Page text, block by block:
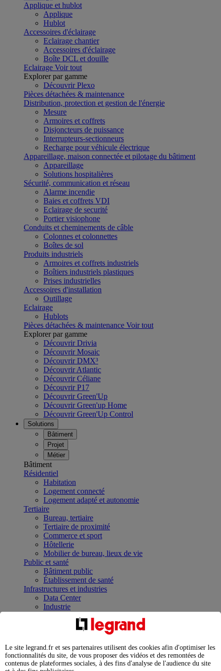
Applique et hublot
Applique
Hublot
Accessoires d'éclairage
Eclairage chantier
Accessoires d'éclairage
Boîte DCL et douille
Eclairage Voir tout
Explorer par gamme
Découvrir Plexo
Pièces détachées & maintenance
Distribution, protection et gestion de l'énergie
Mesure
Armoires et coffrets
Disjoncteurs de puissance
Interrupteurs-sectionneurs
Recharge pour véhicule électrique
Appareillage, maison connectée et pilotage du bâtiment
Appareillage
Solutions hospitalières
Sécurité, communication et réseau
Alarme incendie
Baies et coffrets VDI
Eclairage de securité
Portier visiophone
Conduits et cheminements de câble
Colonnes et colonnettes
Boîtes de sol
Produits industriels
Armoires et coffrets industriels
Boîtiers industriels plastiques
Prises industrielles
Accessoires d'installation
Outillage
Eclairage
Hublots
Pièces détachées & maintenance Voir tout
Explorer par gamme
Découvrir Drivia
Découvrir Mosaic
Découvrir DMX³
Découvrir Atlantic
Découvrir Céliane
Découvrir P17
Découvrir Green'Up
Découvrir Green'up Home
Découvrir Green'Up Control
Solutions
Bâtiment
Projet
Métier
Bâtiment
Résidentiel
Habitation
Logement connecté
Logement adapté et autonomie
Tertiaire
Bureau, tertiaire
Tertiaire de proximité
Commerce et sport
Hôtellerie
Mobilier de bureau, lieux de vie
Public et santé
Bâtiment public
Établissement de santé
Infrastructures et industries
Data Center
Industrie
Infrastructures
Contrôler et planifier le fonctionnement des appareils
Répartir et optimiser son tableau électrique
Legrand Data Center Solutions : concentrer les
expertises au service de vos performances
Le site legrand.fr et ses partenaires utilisent des cookies afin d'optimiser les
fonctionnalités du site, de vous proposer des vidéos et des remontées de
contenus de plateformes sociales, à des fins d'analyse de l'audience du site